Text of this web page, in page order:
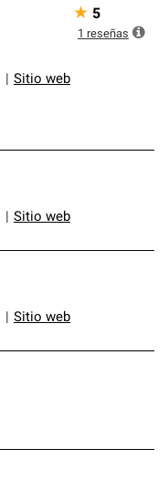
Sitio web
★ 5
1 reseñas
Sitio web
Sitio web